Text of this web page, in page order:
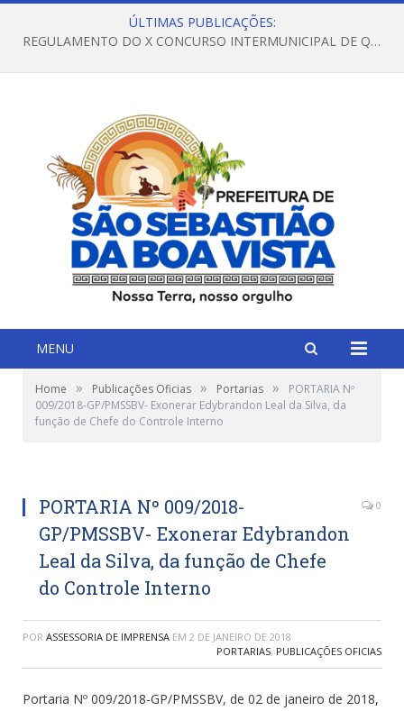
ÚLTIMAS PUBLICAÇÕES:
REGULAMENTO DO X CONCURSO INTERMUNICIPAL DE QUADRILHAS JUNINAS – 2026 – ARRAIÁ DA VENEZA
MENU
Home » Publicações Oficias » Portarias »
PORTARIA Nº
009/2018-GP/PMSSBV- Exonerar Edybrandon Leal da Silva, da
função de Chefe do Controle Interno
PORTARIA Nº 009/2018-
GP/PMSSBV- Exonerar Edybrandon
Leal da Silva, da função de Chefe
do Controle Interno
0
POR ASSESSORIA DE IMPRENSA EM 2 DE JANEIRO DE 2018
PORTARIAS, PUBLICAÇÕES OFICIAS
Portaria Nº 009/2018-GP/PMSSBV, de 02 de janeiro de 2018,